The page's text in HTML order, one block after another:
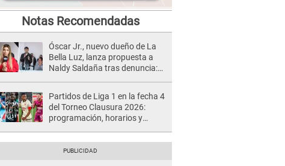
Notas Recomendadas
Óscar Jr., nuevo dueño de La
Bella Luz, lanza propuesta a
Naldy Saldaña tras denuncia:
Partidos de Liga 1 en la fecha 4
del Torneo Clausura 2026:
programación, horarios y